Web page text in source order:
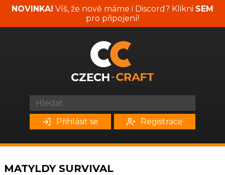
NOVINKA! Víš, že nově máme i Discord? Klikni SEM
pro připojení!
Přihlásit se Registrace
MATYLDY SURVIVAL